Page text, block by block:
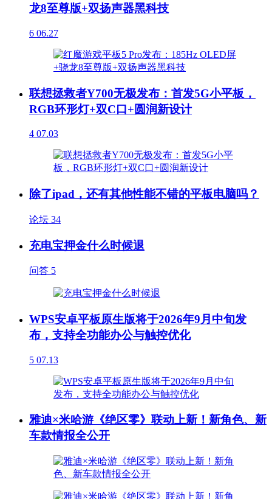
龙8至尊版+双扬声器黑科技
6 06.27
联想拯救者Y700无极发布：首发5G小平板，
RGB环形灯+双C口+圆润新设计
4 07.03
除了ipad，还有其他性能不错的平板电脑吗？
论坛 34
充电宝押金什么时候退
问答 5
WPS安卓平板原生版将于2026年9月中旬发
布，支持全功能办公与触控优化
5 07.13
雅迪×米哈游《绝区零》联动上新！新角色、新
车款情报全公开